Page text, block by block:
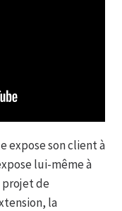
expose son client à
lui-même à
projet de
la